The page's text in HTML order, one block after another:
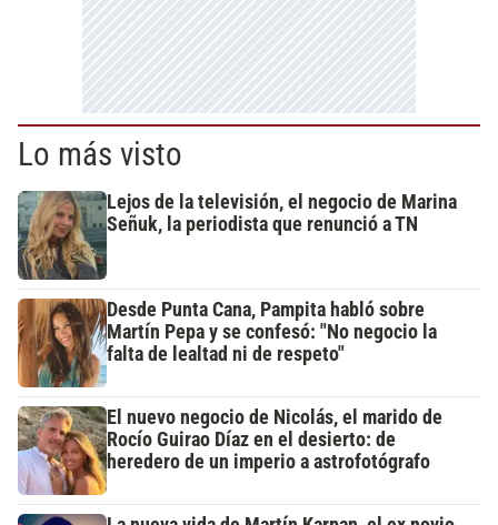
Lo más visto
Lejos de la televisión, el negocio de Marina
Señuk, la periodista que renunció a TN
Desde Punta Cana, Pampita habló sobre
Martín Pepa y se confesó: "No negocio la
falta de lealtad ni de respeto"
El nuevo negocio de Nicolás, el marido de
Rocío Guirao Díaz en el desierto: de
heredero de un imperio a astrofotógrafo